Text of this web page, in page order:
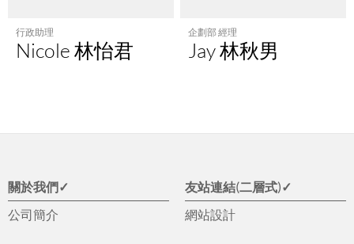
行政助理
Nicole 林怡君
企劃部 經理
Jay 林秋男
關於我們✓
公司簡介
友站連結(二層式)✓
網站設計